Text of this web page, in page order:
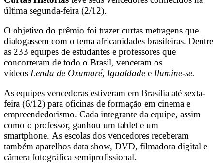
última segunda-feira (2/12).
O objetivo do prêmio foi trazer curtas metragens que
dialogassem com o tema africanidades brasileiras. Dentre
as 233 equipes de estudantes e professores que
concorreram de todo o Brasil, venceram os
vídeos Lenda de Oxumaré, Igualdade e Ilumine-se.
As equipes vencedoras estiveram em Brasília até sexta-
feira (6/12) para oficinas de formação em cinema e
empreendedorismo. Cada integrante da equipe, assim
como o professor, ganhou um tablet e um
smartphone. As escolas dos vencedores receberam
também aparelhos data show, DVD, filmadora digital e
câmera fotográfica semiprofissional.